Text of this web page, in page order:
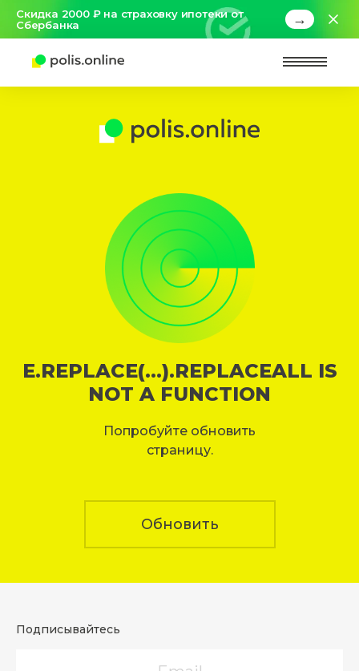
Скидка 2000 ₽ на страховку ипотеки от
Сбербанка
→
E.REPLACE(...).REPLACEALL IS
NOT A FUNCTION
Попробуйте обновить
страницу.
Обновить
Подписывайтесь